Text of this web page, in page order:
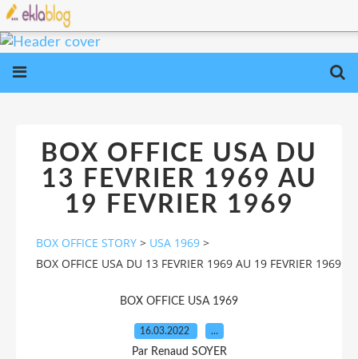
BOX OFFICE USA DU
13 FEVRIER 1969 AU
19 FEVRIER 1969
BOX OFFICE STORY > USA 1969 >
BOX OFFICE USA DU 13 FEVRIER 1969 AU 19 FEVRIER 1969
BOX OFFICE USA 1969
16.03.2022 …
Par Renaud SOYER